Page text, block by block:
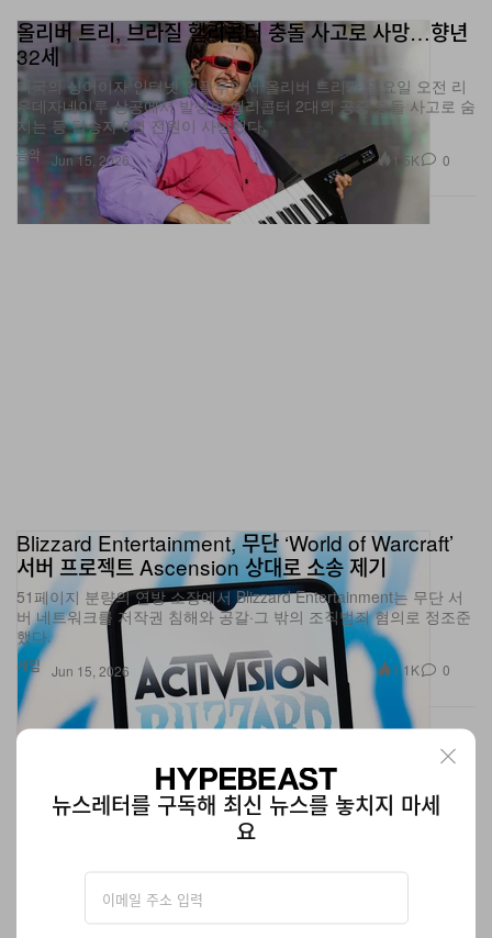
음악
32세
미국의 싱어이자 인터넷 인플루언서 올리버 트리가 일요일 오전 리
우데자네이루 상공에서 발생한 헬리콥터 2대의 공중 충돌 사고로 숨
지는 등 탑승자 6명 전원이 사망했다.
Jun 15, 2026 1.5K
게임
서버 프로젝트 Ascension 상대로 소송 제기
51페이지 분량의 연방 소장에서 Blizzard Entertainment는 무단 서
버 네트워크를 저작권 침해와 공갈·그 밖의 조직범죄 혐의로 정조준
했다.
Jun 15, 2026 1.1K
뉴스레터를 구독해 최신 뉴스를 놓치지 마세
요